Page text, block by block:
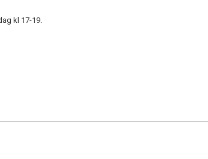
kl 17-19.